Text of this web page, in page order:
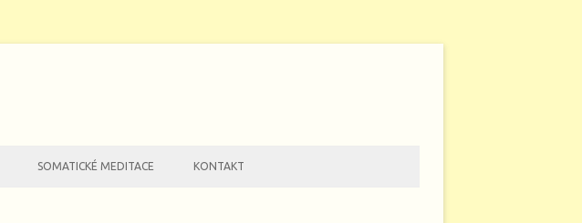
SOMATICKÉ MEDITACE KONTAKT